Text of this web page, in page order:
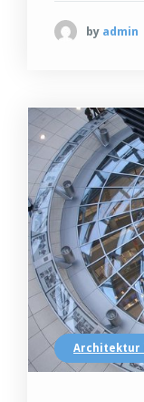
by admin
Architektur